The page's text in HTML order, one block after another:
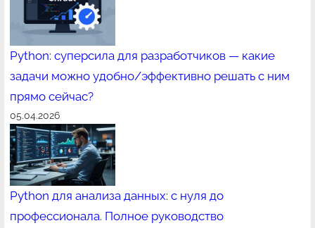
Python: суперсила для разработчиков — какие
задачи можно удобно/эффективно решать с ним
прямо сейчас?
05.04.2026
Python для анализа данных: с нуля до
профессионала. Полное руководство